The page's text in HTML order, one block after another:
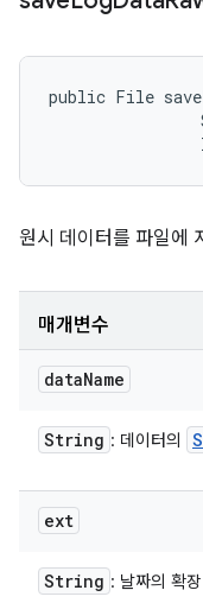
public File
원시 데이터를 파일에
매개변수
dataName
String : 데이터의
ext
String : 날짜의 확장